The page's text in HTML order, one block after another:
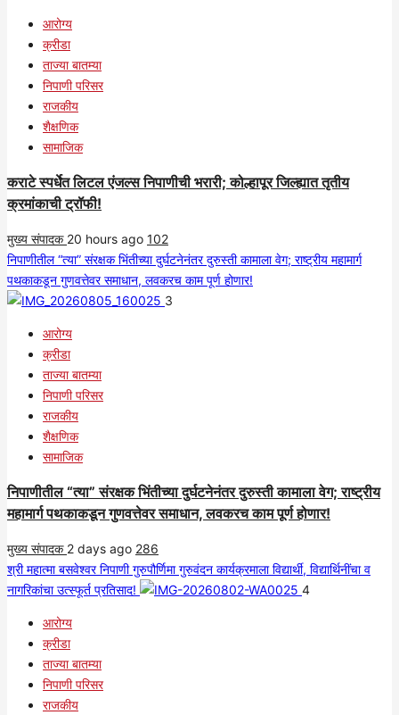
आरोग्य
क्रीडा
ताज्या बातम्या
निपाणी परिसर
राजकीय
शैक्षणिक
सामाजिक
कराटे स्पर्धेत लिटल एंजल्स निपाणीची भरारी; कोल्हापूर जिल्ह्यात तृतीय
क्रमांकाची ट्रॉफी!
मुख्य संपादक 20 hours ago 102
निपाणीतील “त्या” संरक्षक भिंतीच्या दुर्घटनेनंतर दुरुस्ती कामाला वेग; राष्ट्रीय महामार्ग
पथकाकडून गुणवत्तेवर समाधान, लवकरच काम पूर्ण होणार!
3
आरोग्य
क्रीडा
ताज्या बातम्या
निपाणी परिसर
राजकीय
शैक्षणिक
सामाजिक
निपाणीतील “त्या” संरक्षक भिंतीच्या दुर्घटनेनंतर दुरुस्ती कामाला वेग; राष्ट्रीय
महामार्ग पथकाकडून गुणवत्तेवर समाधान, लवकरच काम पूर्ण होणार!
मुख्य संपादक 2 days ago 286
श्री महात्मा बसवेश्वर निपाणी गुरुपौर्णिमा गुरुवंदन कार्यक्रमाला विद्यार्थी, विद्यार्थिनींचा व
नागरिकांचा उत्स्फूर्त प्रतिसाद!
4
आरोग्य
क्रीडा
ताज्या बातम्या
निपाणी परिसर
राजकीय